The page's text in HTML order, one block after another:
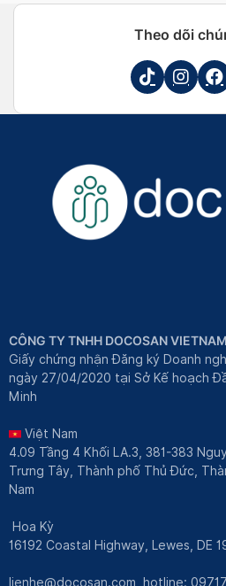
Theo dõi
CÔNG TY TNHH DOCOSAN VIETNAM
Giấy chứng nhận Đăng ký Doanh
ngày 27/04/2020 tại Sở Kế hoạch
Minh
Việt Nam
4.09 Tầng 4 Khối LA.3, 381-383
Trưng Tây, Thành phố Thủ Đức,
Nam
Hoa Kỳ
16192 Coastal Highway, Lewes, DE
lienhe@docosan.com , hotline: